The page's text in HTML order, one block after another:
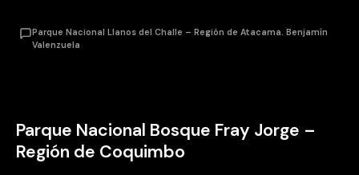
Parque Nacional Llanos del Challe – Región de Atacama. Benjamín
Valenzuela
Parque Nacional Bosque Fray Jorge –
Región de Coquimbo